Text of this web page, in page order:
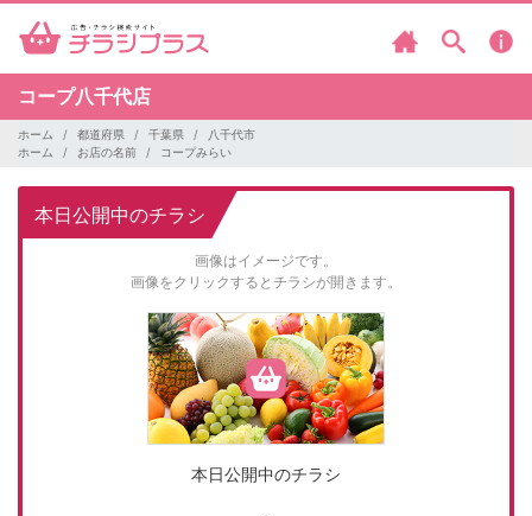
コープ八千代店
ホーム 都道府県 千葉県
八千代市
ホーム
お店の名前 コープみらい
本日公開中のチラシ
画像はイメージです。
画像をクリックするとチラシが開きます。
本日公開中のチラシ